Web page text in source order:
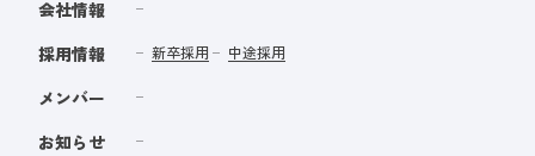
会社情報
採用情報
新卒採用 中途採用
メンバー
お知らせ